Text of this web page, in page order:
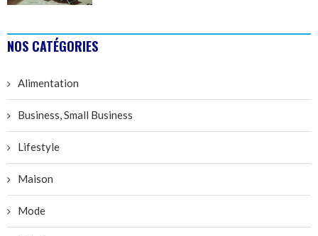
NOS CATÉGORIES
Alimentation
Business, Small Business
Lifestyle
Maison
Mode